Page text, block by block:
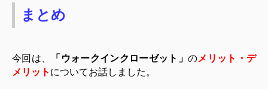
まとめ
今回は、 「ウォークインクローゼット」のメリット・デ
メリット についてお話しました。